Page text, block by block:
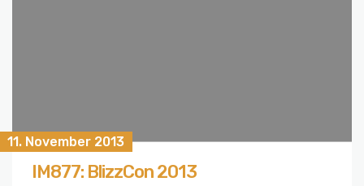
11. November 2013
IM877: BlizzCon 2013